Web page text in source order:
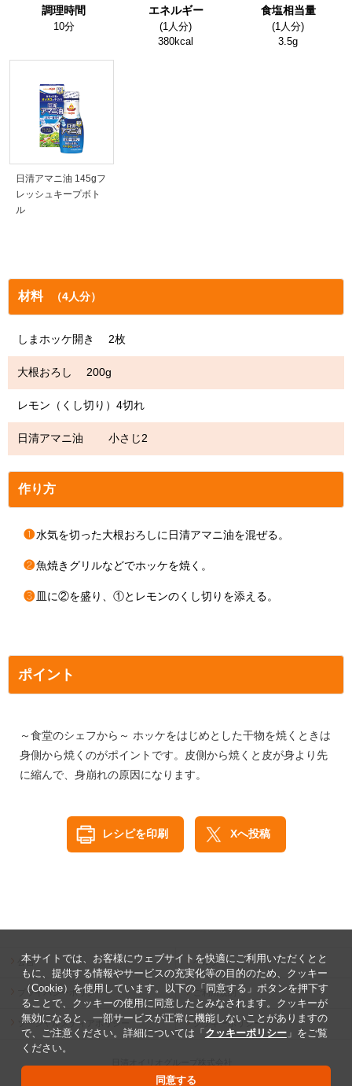
調理時間
10分
エネルギー
(1人分)
380kcal
食塩相当量
(1人分)
3.5g
日清アマニ油 145gフ
レッシュキープボト
ル
材料 （4人分）
しまホッケ開き 2枚
大根おろし 200g
レモン（くし切り）4切れ
日清アマニ油 小さじ2
作り方
❶水気を切った大根おろしに日清アマニ油を混ぜる。
❷魚焼きグリルなどでホッケを焼く。
❸ 皿に②を盛り、①とレモンのくし切りを添える。
ポイント
～食堂のシェフから～ ホッケをはじめとした干物を焼くときは
身側から焼くのがポイントです。皮側から焼くと皮が身より先
に縮んで、身崩れの原因になります。
レシピを印刷 Xへ投稿
公告 ヘルプ
プライバシーポリシー ご利用規約
ソーシャルメディアポリシー クッキーポリシー
Copyright ©2026 The Nisshin OilliO Group, Ltd.
本サイトでは、お客様にウェブサイトを快適にご利用いただくとと
もに、提供する情報やサービスの充実化等の目的のため、クッキー
（Cookie）を使用しています。以下の「同意する」ボタンを押下す
ることで、クッキーの使用に同意したとみなされます。クッキーが
無効になると、一部サービスが正常に機能しないことがありますの
で、ご注意ください。詳細については「クッキーポリシー」をご覧
ください。
同意する